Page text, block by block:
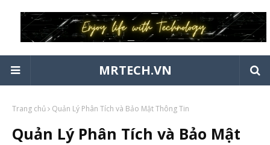
MRTECH.VN
Trang chủ Quản Lý Phân Tích và Bảo Mật Thông Tin
Quản Lý Phân Tích và Bảo Mật